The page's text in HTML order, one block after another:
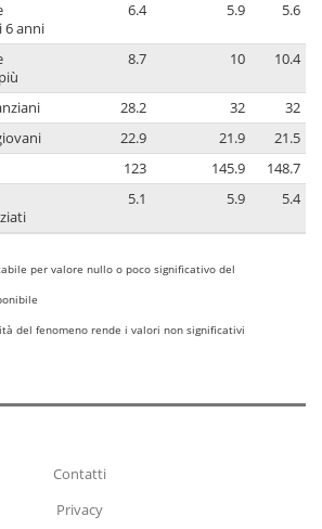
6 anni
6.4 5.9 5.6
8.7 10 10.4
28.2 32
32
22.9 21.9
21.5
123 145.9
148.7
5.1 5.9 5.4
per valore nullo o poco significativo del
del fenomeno rende i valori non significativi
Contatti
Privacy